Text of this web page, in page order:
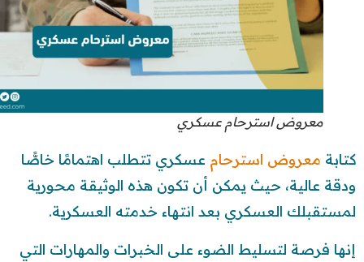
معروض استرحام عسكري
كتابة معروض استرحام عسكري تتطلب اهتمامًا خاصًّا
ودقة عالية، حيث يمكن أن تكون هذه الوثيقة محورية
لمستقبلك العسكري بعد انتهاء خدمته العسكرية.
إنها فرصة لتسليط الضوء على الخبرات والمهارات التي